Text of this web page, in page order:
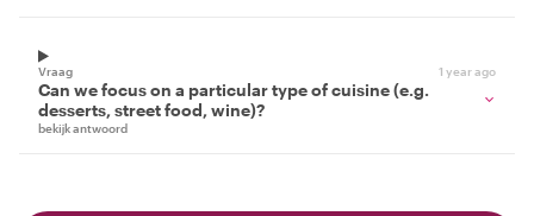
Vraag 1 year ago
Can we focus on a particular type of cuisine (e.g.
desserts, street food, wine)?
bekijk antwoord